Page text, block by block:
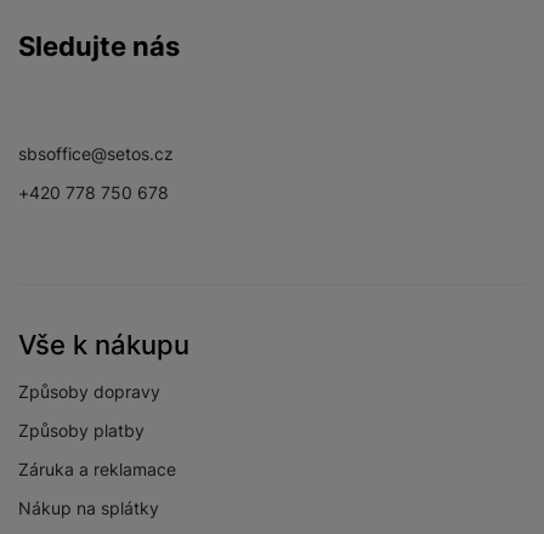
Sledujte nás
sbsoffice@setos.cz
+420 778 750 678
Vše k nákupu
Způsoby dopravy
Způsoby platby
Záruka a reklamace
Nákup na splátky